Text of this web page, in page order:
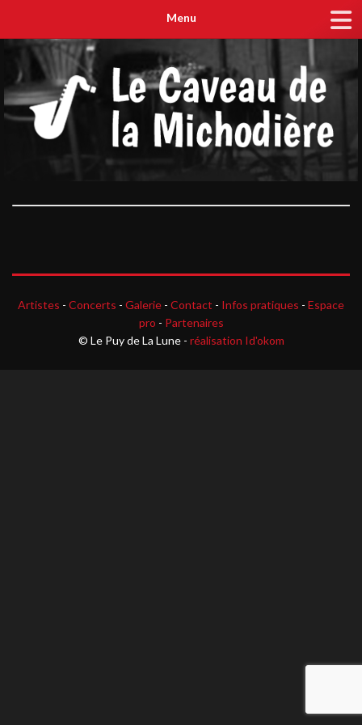
Menu
Artistes - Concerts - Galerie - Contact - Infos pratiques - Espace
pro - Partenaires
© Le Puy de La Lune - réalisation Id'okom